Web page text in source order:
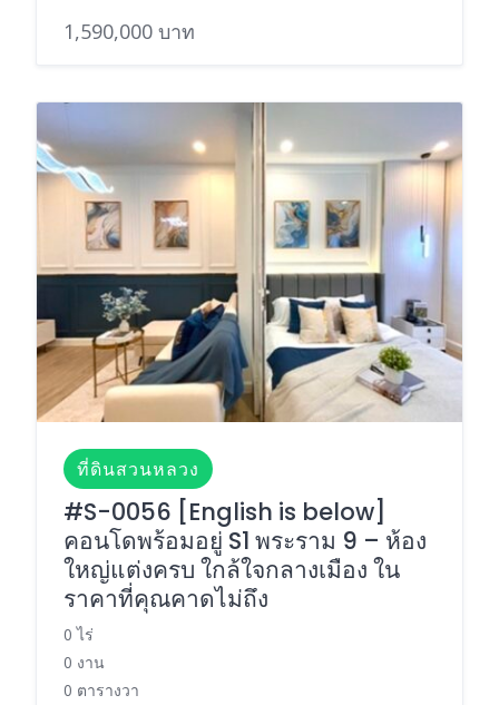
1,590,000 บาท
ที่ดินสวนหลวง
#S-0056 [English is below]
คอนโดพร้อมอยู่ S1 พระราม 9 – ห้อง
ใหญ่แต่งครบ ใกล้ใจกลางเมือง ใน
ราคาที่คุณคาดไม่ถึง
0 ไร่
0 งาน
0 ตารางวา